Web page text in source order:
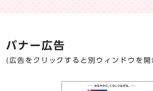
バナー広告
(広告をクリックすると別ウィンドウを開